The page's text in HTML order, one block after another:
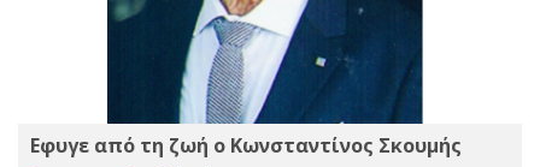
Εφυγε από τη ζωή ο Κωνσταντίνος Σκουμής